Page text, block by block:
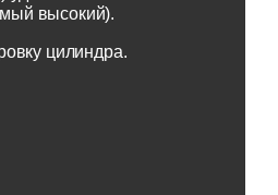
высокий).
цилиндра.